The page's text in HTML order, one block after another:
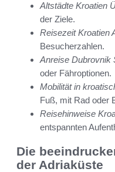
Altstädte Kroatien
der Ziele.
Reisezeit Kroatien
Besucherzahlen.
Anreise Dubrovnik
oder Fähroptionen.
Mobilität in
Fuß, mit Rad oder
Reisehinweise
entspannten
Die
der Adriaküste